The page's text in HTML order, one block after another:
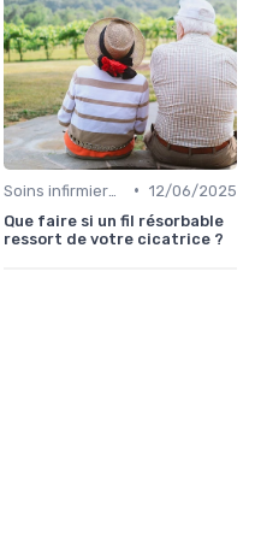
• 12/06/2025
Que faire si un fil résorbable
ressort de votre cicatrice ?